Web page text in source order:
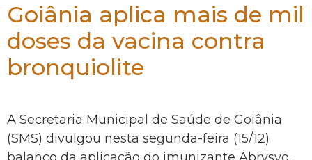
Goiânia aplica mais de mil
doses da vacina contra
bronquiolite
A Secretaria Municipal de Saúde de Goiânia
(SMS) divulgou nesta segunda-feira (15/12)